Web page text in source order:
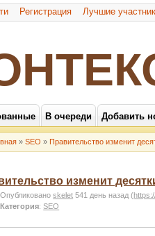
Регистрация Лучшие
В очереди Добавить
»SEO »Правительство изменит
изменит
Опубликованоskelet 541 день назад(
Категория:SEO